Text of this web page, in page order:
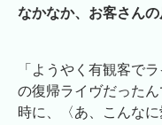
なかなか、お客さんの
「ようやく有観客で
の復帰ライヴだった
時に、〈あ、こんな